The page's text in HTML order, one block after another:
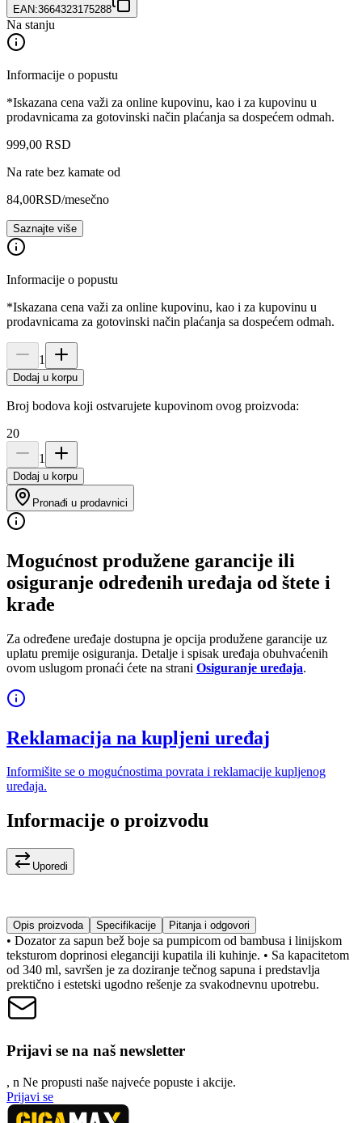
EAN:3664323175288
Na stanju
Informacije o popustu
*Iskazana cena važi za online kupovinu, kao i za kupovinu u
prodavnicama za gotovinski način plaćanja sa dospećem odmah.
999,00 RSD
Na rate bez kamate od
84,00RSD/mesečno
Saznajte više
Informacije o popustu
*Iskazana cena važi za online kupovinu, kao i za kupovinu u
prodavnicama za gotovinski način plaćanja sa dospećem odmah.
1
Dodaj u korpu
Broj bodova koji ostvarujete kupovinom ovog proizvoda:
20
1
Dodaj u korpu
Pronađi u prodavnici
Mogućnost produžene garancije ili
osiguranje određenih uređaja od štete i
krađe
Za određene uređaje dostupna je opcija produžene garancije uz
uplatu premije osiguranja. Detalje i spisak uređaja obuhvaćenih
ovom uslugom pronaći ćete na strani Osiguranje uređaja.
Reklamacija na kupljeni uređaj
Informišite se o mogućnostima povrata i reklamacije kupljenog
uređaja.
Informacije o proizvodu
Uporedi
Opis proizvoda Specifikacije Pitanja i odgovori
• Dozator za sapun bež boje sa pumpicom od bambusa i linijskom
teksturom doprinosi eleganciji kupatila ili kuhinje. • Sa kapacitetom
od 340 ml, savršen je za doziranje tečnog sapuna i predstavlja
prektično i estetski ugodno rešenje za svakodnevnu upotrebu.
Prijavi se na naš newsletter
, n Ne propusti naše najveće popuste i akcije.
Prijavi se